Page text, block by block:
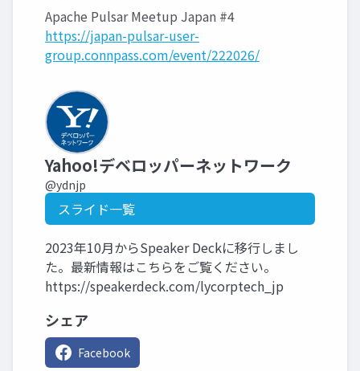
Apache Pulsar Meetup Japan #4
https://japan-pulsar-user-
group.connpass.com/event/222026/
Yahoo!デベロッパーネットワーク
@ydnjp
スライド一覧
2023年10月からSpeaker Deckに移行しまし
た。最新情報はこちらをご覧ください。
https://speakerdeck.com/lycorptech_jp
シェア
Facebook